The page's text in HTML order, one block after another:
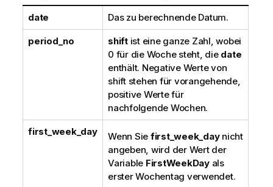
date Das zu berechnende Datum.
period_no shiftist eine ganze Zahl, wobei
0 für die Woche steht, die date
enthält. Negative Werte von
shift stehen für vorangehende,
positive Werte für
nachfolgende Wochen.
first_week_day Wenn Sie first_week_daynicht
angeben, wird der Wert der
Variable FirstWeekDayals
erster Wochentag verwendet.